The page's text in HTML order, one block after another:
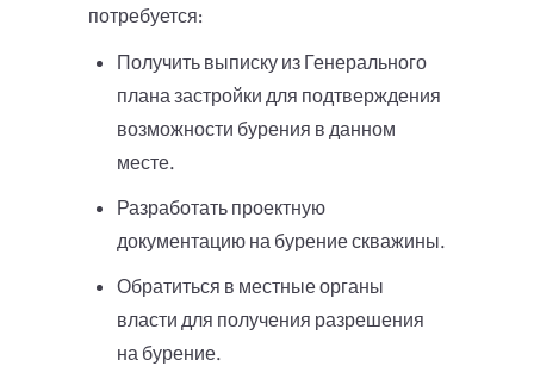
потребуется:
Получить выписку из Генерального
плана застройки для подтверждения
возможности бурения в данном
месте.
Разработать проектную
документацию на бурение скважины.
Обратиться в местные органы
власти для получения разрешения
на бурение.